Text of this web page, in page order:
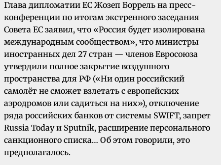
Глава дипломатии ЕС Жозеп Боррель на пресс-
конференции по итогам экстренного заседания
Совета ЕС заявил, что «Россия будет изолирована
международным сообществом», что министры
иностранных дел 27 стран — членов Евросоюза
утвердили полное закрытие воздушного
пространства для РФ («Ни один российский
самолёт не сможет взлетать с европейских
аэродромов или садиться на них»), отключение
ряда российских банков от системы SWIFT, запрет
Russia Today и Sputnik, расширение персонального
санкционного списка… Об этом говорили, это
предполагалось.